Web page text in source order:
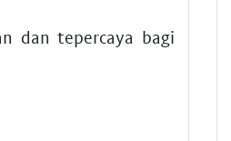
dan tepercaya bagi